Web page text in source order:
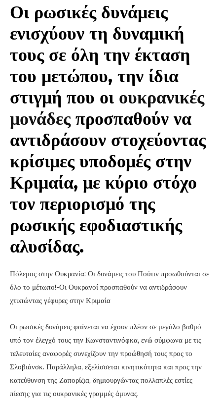
Οι ρωσικές δυνάμεις
ενισχύουν τη δυναμική
τους σε όλη την έκταση
του μετώπου, την ίδια
στιγμή που οι ουκρανικές
μονάδεςπροσπαθούν να
αντιδράσουν στοχεύοντας
κρίσιμες υποδομές στην
Κριμαία, με κύριο στόχο
τον περιορισμό της
ρωσικής εφοδιαστικής
αλυσίδας.
Πόλεμος στην Ουκρανία: Οι δυνάμεις του Πούτιν προωθούνται σε
όλο το μέτωπο!-Οι Ουκρανοί προσπαθούν να αντιδράσουν
χτυπώντας γέφυρες στην Κριμαία
Οι ρωσικές δυνάμεις φαίνεται να έχουν πλέον σε μεγάλο βαθμό
υπό τον έλεγχό τους την Κωνσταντινόφκα, ενώ σύμφωνα με τις
τελευταίες αναφορές συνεχίζουν την προώθησή τους προς το
Σλοβιάνσκ. Παράλληλα, εξελίσσεται κινητικότητα και προς την
κατεύθυνση της Ζαπορίζια, δημιουργώντας πολλαπλές εστίες
πίεσης για τις ουκρανικές γραμμές άμυνας.